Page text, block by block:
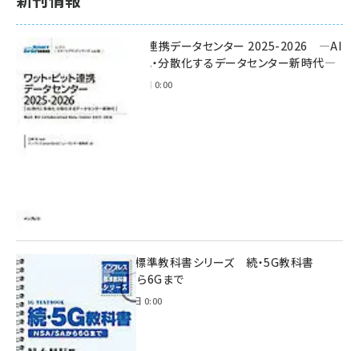
ワット・ビット連携データセンター 2025-2026 ―AI
時代に多様化・分散化するデータセンター新時代―
2025年11月28日 0:00
インプレス標準教科書シリーズ 続・5G教科書
NSA/SAから6Gまで
2023年4月3日 0:00